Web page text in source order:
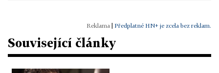
Předplatné HN+ je zcela bez reklam.
Související články